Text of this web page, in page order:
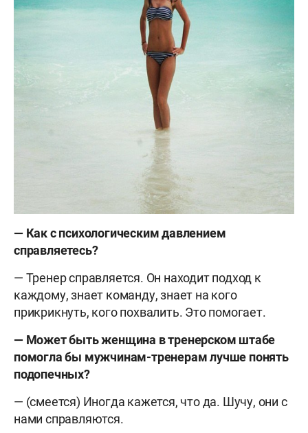
— Как с психологическим давлением
справляетесь?
— Тренер справляется. Он находит подход к
каждому, знает команду, знает на кого
прикрикнуть, кого похвалить. Это помогает.
— Может быть женщина в тренерском штабе
помогла бы мужчинам-тренерам лучше понять
подопечных?
— (смеется) Иногда кажется, что да. Шучу, они с
нами справляются.